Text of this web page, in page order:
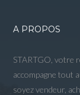
A PROPOS
STARTGO, votre
accompagne tout
soyez vendeur,